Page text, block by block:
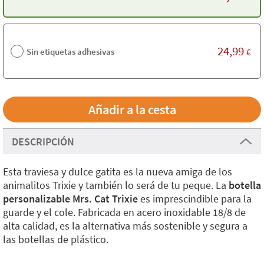
Sin etiquetas adhesivas 24,99 €
DESCRIPCIÓN
Esta traviesa y dulce gatita es la nueva amiga de los
animalitos Trixie y también lo será de tu peque. La botella
personalizable Mrs. Cat Trixiees imprescindible para la
guarde y el cole. Fabricada en acero inoxidable 18/8 de
alta calidad, es la alternativa más sostenible y segura a
las botellas de plástico.